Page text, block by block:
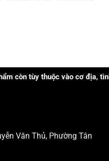
tùy thuộc vào cơ địa, tình
Văn Thủ, Phường Tân